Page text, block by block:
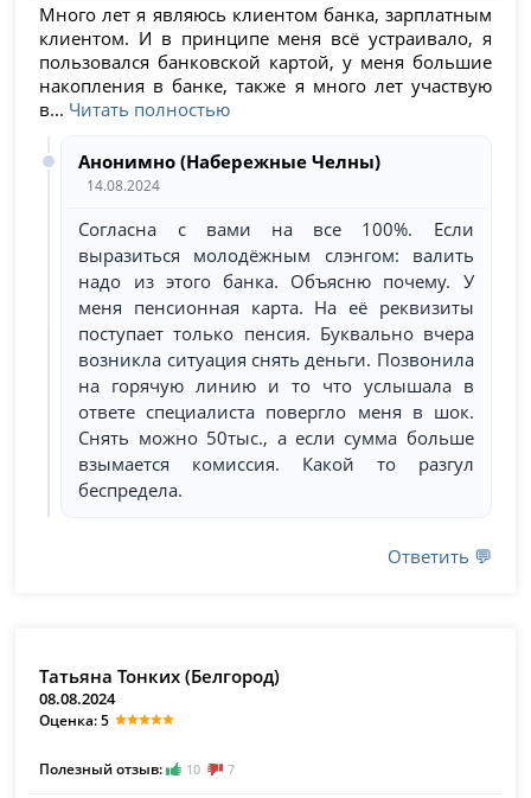
Много лет я являюсь клиентом банка, зарплатным
клиентом. И в принципе меня всё устраивало, я
пользовался банковской картой, у меня большие
накопления в банке, также я много лет участвую
в... Читать полностью
Анонимно (Набережные Челны)
14.08.2024
Согласна с вами на все 100%. Если
выразиться молодёжным слэнгом: валить
надо из этого банка. Объясню почему. У
меня пенсионная карта. На её реквизиты
поступает только пенсия. Буквально вчера
возникла ситуация снять деньги. Позвонила
на горячую линию и то что услышала в
ответе специалиста повергло меня в шок.
Снять можно 50тыс., а если сумма больше
взымается комиссия. Какой то разгул
беспредела.
Ответить 💬
Татьяна Тонких (Белгород)
08.08.2024
Оценка: 5
Полезный отзыв: 10 7